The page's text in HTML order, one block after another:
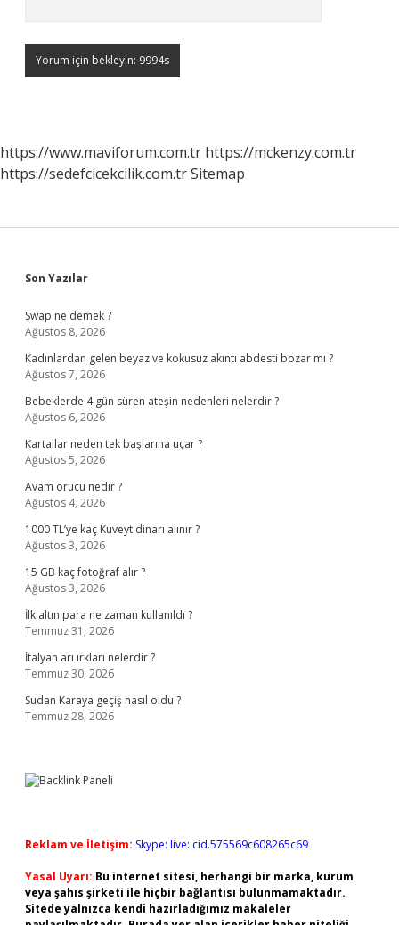
https://www.maviforum.com.tr https://mckenzy.com.tr
https://sedefcicekcilik.com.trSitemap
Sidebar
Son Yazılar
Swap ne demek ?
Ağustos 8, 2026
Kadınlardan gelen beyaz ve kokusuz akıntı abdesti bozar mı ?
Ağustos 7, 2026
Bebeklerde 4 gün süren ateşin nedenleri nelerdir ?
Ağustos 6, 2026
Kartallar neden tek başlarına uçar ?
Ağustos 5, 2026
Avam orucu nedir ?
Ağustos 4, 2026
1000 TL’ye kaç Kuveyt dinarı alınır ?
Ağustos 3, 2026
15 GB kaç fotoğraf alır ?
Ağustos 3, 2026
İlk altın para ne zaman kullanıldı ?
Temmuz 31, 2026
İtalyan arı ırkları nelerdir ?
Temmuz 30, 2026
Sudan Karaya geçiş nasıl oldu ?
Temmuz 28, 2026
Reklam ve İletişim: Skype: live:.cid.575569c608265c69
Yasal Uyarı: Bu internet sitesi, herhangi bir marka, kurum
veya şahıs şirketi ile hiçbir bağlantısı bulunmamaktadır.
Sitede yalnızca kendi hazırladığımız makaleler